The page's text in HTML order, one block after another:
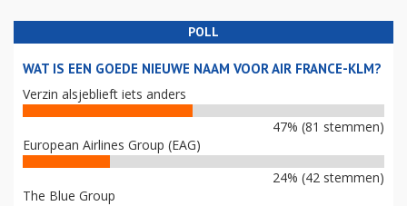
POLL
WAT IS EEN GOEDE NIEUWE NAAM VOOR AIR FRANCE-KLM?
Verzin alsjeblieft iets anders
47% (81 stemmen)
European Airlines Group (EAG)
24% (42 stemmen)
The Blue Group